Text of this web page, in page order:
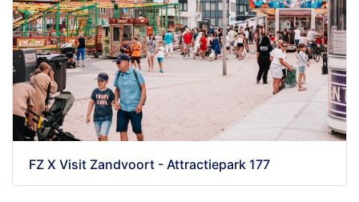
FZ X Visit Zandvoort - Attractiepark 177